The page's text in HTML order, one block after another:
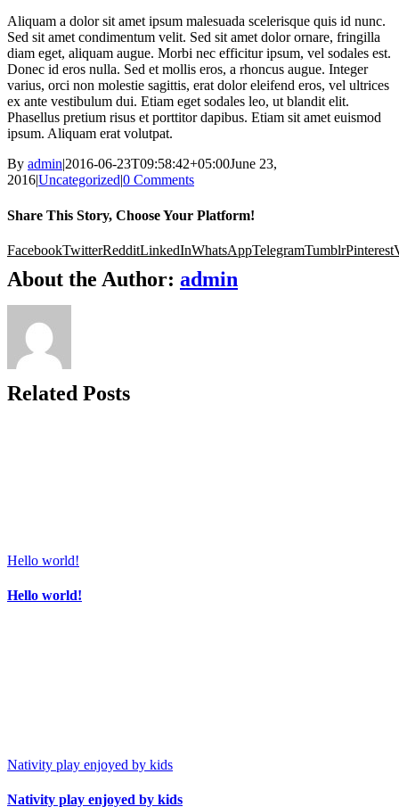
Aliquam a dolor sit amet ipsum malesuada scelerisque quis id nunc.
Sed sit amet condimentum velit. Sed sit amet dolor ornare, fringilla
diam eget, aliquam augue. Morbi nec efficitur ipsum, vel sodales est.
Donec id eros nulla. Sed et mollis eros, a rhoncus augue. Integer
varius, orci non molestie sagittis, erat dolor eleifend eros, vel ultrices
ex ante vestibulum dui. Etiam eget sodales leo, ut blandit elit.
Phasellus pretium risus et porttitor dapibus. Etiam sit amet euismod
ipsum. Aliquam erat volutpat.
By admin|2016-06-23T09:58:42+05:00June 23,
2016|Uncategorized|0 Comments
Share This Story, Choose Your Platform!
FacebookTwitterRedditLinkedInWhatsAppTelegramTumblrPinterest
About the Author: admin
Related Posts
Hello world!
Hello world!
Nativity play enjoyed by kids
Nativity play enjoyed by kids